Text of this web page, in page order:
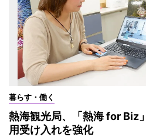
暮らす・働く
熱海観光局、「熱海 for Biz
用受け入れを強化